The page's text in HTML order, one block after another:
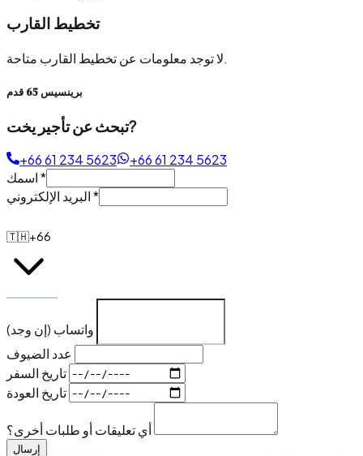
تخطيط القارب
لا توجد معلومات عن تخطيط القارب متاحة.
برينسيس 65 قدم
تبحث عن تأجير يخت?
+66 61 234 5623
+66 61 234 5623
اسمك*
البريد الإلكتروني*
🇹🇭+66
واتساب (إن وجد)
عدد الضيوف
تاريخ السفر
تاريخ العودة
أي تعليقات أو طلبات أخرى؟
إرسال